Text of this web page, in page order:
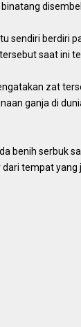
binatang
sendiri berdiri
saat ini
zat
ganja di
benih serbuk
tempat yang